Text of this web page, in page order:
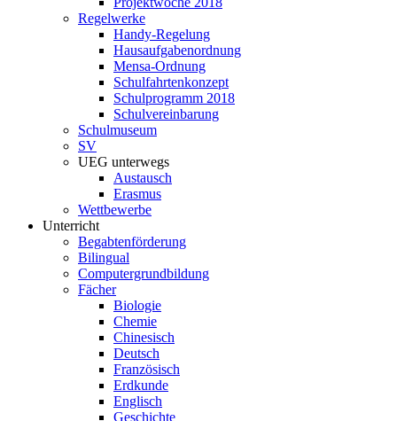
Regelwerke
Handy-Regelung
Hausaufgabenordnung
Mensa-Ordnung
Schulfahrtenkonzept
Schulprogramm 2018
Schulvereinbarung
Schulmuseum
SV
UEG unterwegs
Austausch
Erasmus
Wettbewerbe
Unterricht
Begabtenförderung
Bilingual
Computergrundbildung
Fächer
Biologie
Chemie
Chinesisch
Deutsch
Französisch
Erdkunde
Englisch
Geschichte